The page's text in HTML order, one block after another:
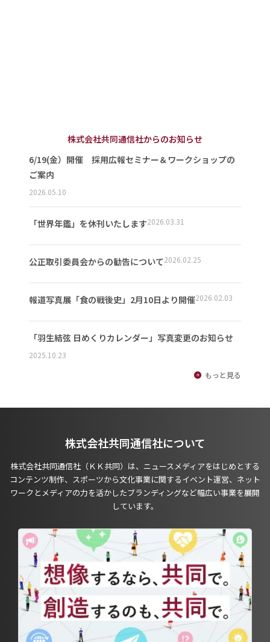
株式会社共同通信社からのお知らせ
6/19(金）開催 採用広報セミナー＆ワークショップの
ご案内
2026.05.10
「世界年鑑」を休刊いたします2026.03.31
公正取引委員会からの勧告について2026.02.25
報道写真展「食の戦後史」2月10日より開催2026.02.03
「羽生結弦 日めくりカレンダー」写真変更のお知らせ
2025.10.23
もっと見る
株式会社共同通信社について
株式会社共同通信社（ＫＫ共同）は、ニュースメディアをはじめとする
コンテンツ制作、スポーツから文化事業に関するイベント運営、ネット
ワークとメディアの力を活かしたブランディングなど幅広い事業を展開
しています。